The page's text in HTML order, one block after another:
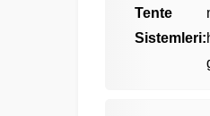
Tente
Sistemleri: